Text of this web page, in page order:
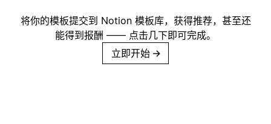
将你的模板提交到 Notion 模板库，获得推荐，甚至还
能得到报酬 —— 点击几下即可完成。
立即开始 →